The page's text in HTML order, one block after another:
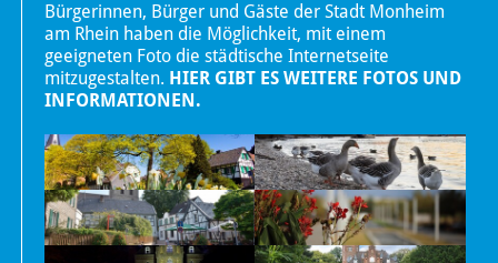
Bürgerinnen, Bürger und Gäste der Stadt Monheim
am Rhein haben die Möglichkeit, mit einem
geeigneten Foto die städtische Internetseite
mitzugestalten. HIER GIBT ES WEITERE FOTOS UND
INFORMATIONEN.